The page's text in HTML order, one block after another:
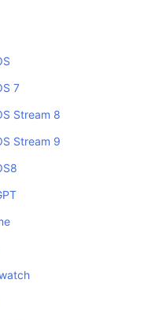
7
Stream 8
Stream 9